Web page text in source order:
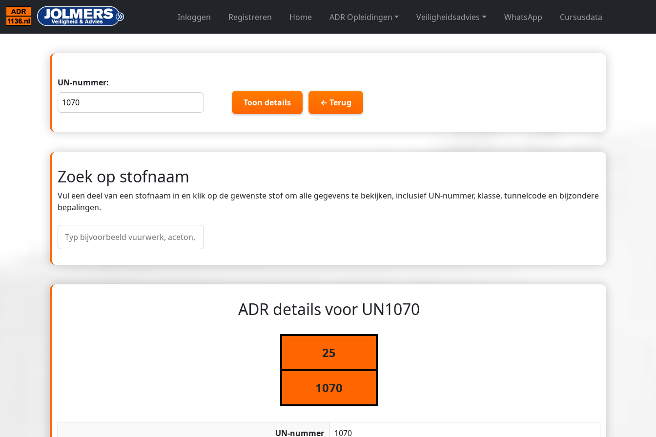
Inloggen Registreren Home ADR Opleidingen Veiligheidsadvies WhatsApp Cursusdata
UN-nummer:
Toon details
← Terug
Zoek op stofnaam
Vul een deel van een stofnaam in en klik op de gewenste stof om alle gegevens te bekijken, inclusief UN-nummer, klasse, tunnelcode en bijzondere
bepalingen.
ADR details voor UN1070
25
1070
UN-nummer 1070